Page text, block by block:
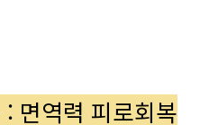
면역력 피로회복